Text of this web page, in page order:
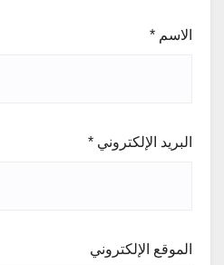
الاسم *
البريد الإلكتروني *
الموقع الإلكتروني